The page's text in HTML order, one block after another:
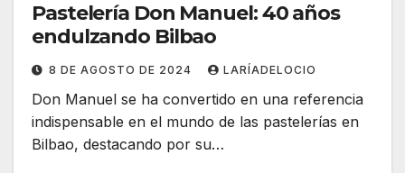
Pastelería Don Manuel: 40 años
endulzando Bilbao
8 DE AGOSTO DE 2024 LARÍADELOCIO
Don Manuel se ha convertido en una referencia
indispensable en el mundo de las pastelerías en
Bilbao, destacando por su…